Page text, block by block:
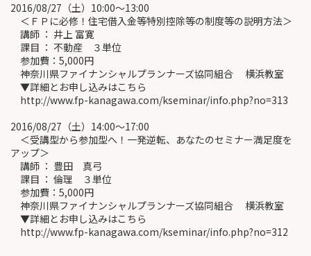
2016/08/27（土）10:00～13:00
＜ＦＰに必修！住宅借入金等特別控除等の制度等の説明方法＞
講師 ： 井上 富寛
課目 ： 不動産 ３単位
参加費：5,000円
神奈川県ファイナンシャルプランナーズ協同組合 横浜教室
▼詳細とお申し込みはこちら
http://www.fp-kanagawa.com/kseminar/info.php?no=313
2016/08/27（土）14:00～17:00
＜受講型から参加型へ！一発逆転、あなたのセミナー満足度を
アップ＞
講師 ： 豊田 真弓
課目 ： 倫理 ３単位
参加費：5,000円
神奈川県ファイナンシャルプランナーズ協同組合 横浜教室
▼詳細とお申し込みはこちら
http://www.fp-kanagawa.com/kseminar/info.php?no=312